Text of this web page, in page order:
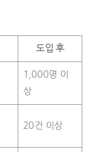
도입 후
1,000명 이
상
20건 이상